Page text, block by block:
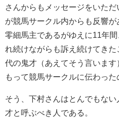
さんからもメッセージをいた
が競馬サークル内からも反響
零細馬主であるがゆえに11年
れ続けながらも訴え続けてき
代の鬼才（あえてそう言いま
もって競馬サークルに伝わった
そう、下村さんはとんでもな
才と呼ぶべき人である。